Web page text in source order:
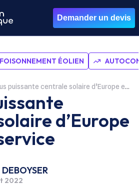
Demander un devis
FOISONNEMENT ÉOLIEN
puissante centrale solaire d’Europe entre en service
d’Europe
2022